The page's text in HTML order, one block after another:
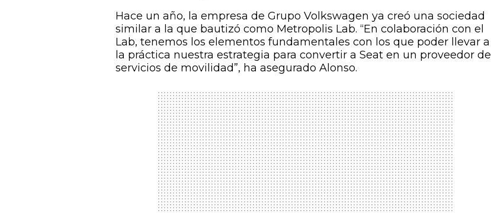
Hace un año, la empresa de Grupo Volkswagen ya creó una sociedad
similar a la que bautizó como Metropolis Lab. “En colaboración con el
Lab, tenemos los elementos fundamentales con los que poder llevar a
la práctica nuestra estrategia para convertir a Seat en un proveedor de
servicios de movilidad”, ha asegurado Alonso.